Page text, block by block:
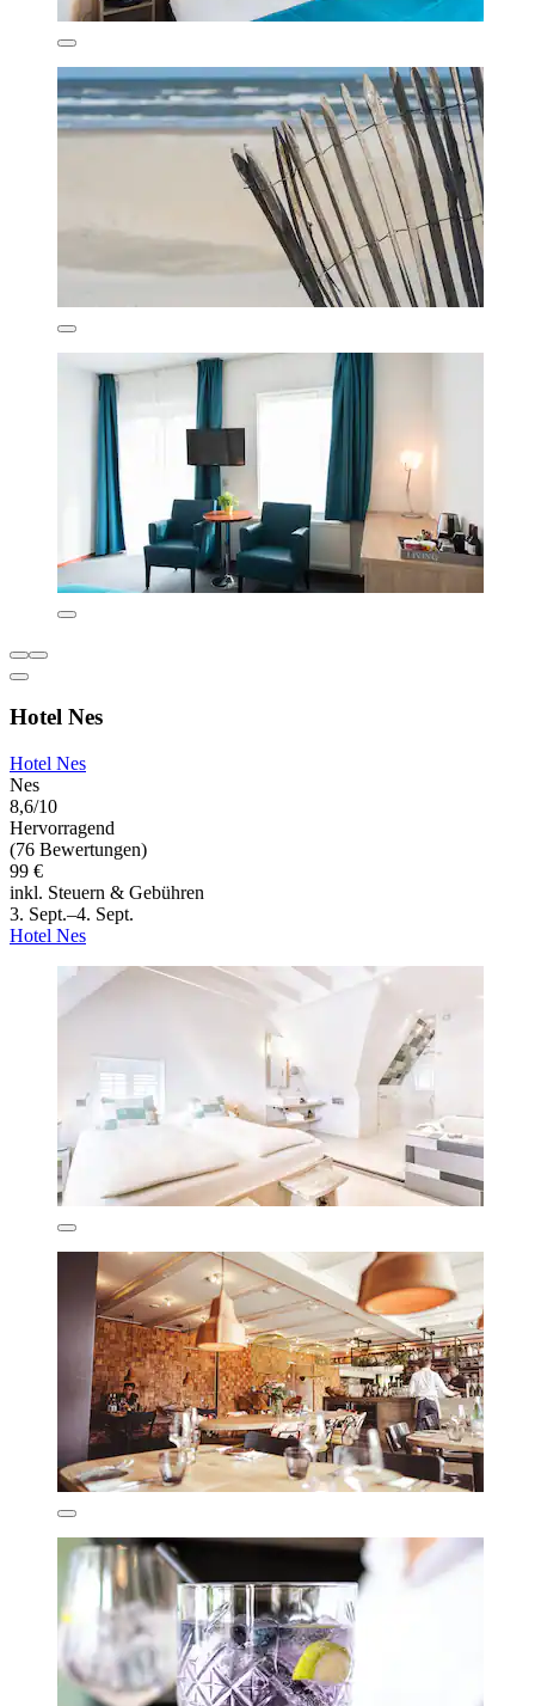
Hotel Nes
Hotel Nes
Nes
8,6/10
Hervorragend
(76 Bewertungen)
99 €
inkl. Steuern & Gebühren
3. Sept.–4. Sept.
Hotel Nes